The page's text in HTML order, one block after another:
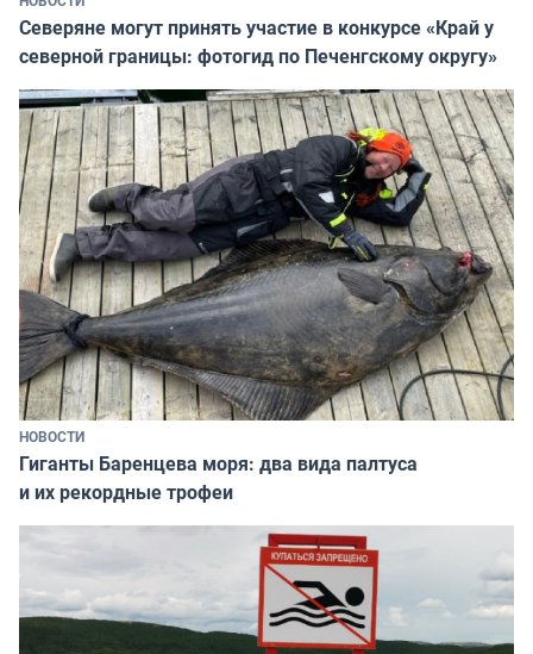
Северяне могут принять участие в конкурсе «Край у
северной границы: фотогид по Печенгскому округу»
НОВОСТИ
Гиганты Баренцева моря: два вида палтуса
и их рекордные трофеи